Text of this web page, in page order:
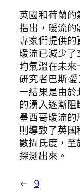
英國和荷蘭
指出，暖流
專家們提供的
暖流已減少
均氣溫在未來
研究者巴斯·
一結果是由
的湧入逐漸
墨西哥暖流
則導致了英
數攝氏度，
探測出來。
← 9